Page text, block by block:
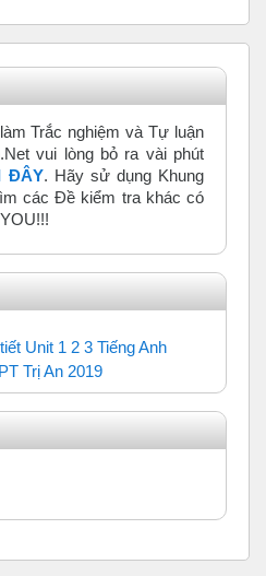
đề
Trắc nghiệm và Tự luận
vui lòng bỏ ra vài phút
ĐÂY. Hãy sử dụng Khung
các Đề kiểm tra khác có
Unit 1 2 3 Tiếng Anh
Trị An 2019Trắc nghiệm